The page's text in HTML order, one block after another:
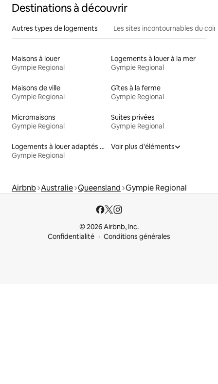
Destinations à découvrir
Autres types de logements Les sites incontournables du coin
Maisons à louer
Gympie Regional
Logements à louer à la mer
Gympie Regional
Maisons de ville
Gympie Regional
Gîtes à la ferme
Gympie Regional
Micromaisons
Gympie Regional
Suites privées
Gympie Regional
Logements à louer adaptés aux animaux
Gympie Regional
Voir plus d'éléments
Airbnb Australie Queensland Gympie Regional
© 2026 Airbnb, Inc.
Confidentialité
Conditions générales